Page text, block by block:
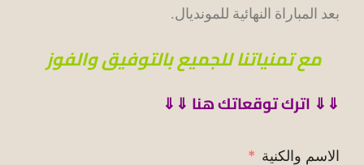
بعد المباراة النهائية للمونديال.
مع تمنياتنا للجميع بالتوفيق والفوز
⇓
⇓ اترك توقعاتك هنا ⇓⇓
الاسم والكنية